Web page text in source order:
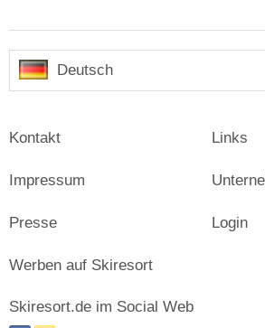
Deutsch
Kontakt
Impressum
Presse
Links
Login
Werben auf Skiresort
Skiresort.de im Social Web